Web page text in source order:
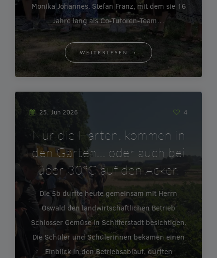
Monika Johannes. Stefan Franz, mit dem sie 16
Jahre lang als Co-Tutoren-Team…
WEITERLESEN
25. Jun 2026 4
Nur die Harten, kommen in
den Garten… oder auch bei
über 30°C auf den Acker.
Die 5b durfte heute gemeinsam mit Herrn
Oswald den landwirtschaftlichen Betrieb
Schlosser Gemüse in Schifferstadt besichtigen.
Die Schüler und Schülerinnen bekamen einen
Einblick in den Betriebsablauf, durften